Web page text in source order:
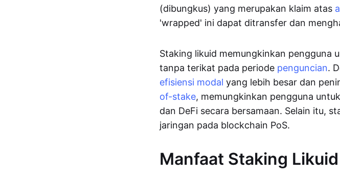
(dibungkus) yang merupakan klaim atas
'wrapped' ini dapat ditransfer dan
Staking likuid memungkinkan pengguna
tanpa terikat pada periode penguncian.
efisiensi modal yang lebih besar dan
of-stake, memungkinkan pengguna
dan DeFi secara bersamaan. Selain itu,
jaringan pada blockchain PoS.
Manfaat Staking Likuid